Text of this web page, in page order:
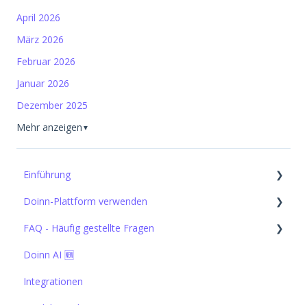
April 2026
März 2026
Februar 2026
Januar 2026
Dezember 2025
Mehr anzeigen ▼
Einführung
Einrichten der Grundlagen
Doinn-Plattform verwenden
1. Verbinden - Integrationen, Datenimporte & CRM
2. Automatisieren - Terminplanung, Versand und
FAQ - Häufig gestellte Fragen
1. Verbinden - Integrationen, Datenimporte & CRM
Doinn AI 🆕
Integrationen